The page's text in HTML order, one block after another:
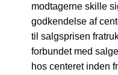
modtagerne skille
godkendelse af
til salgsprisen
forbundet med
hos centeret inden